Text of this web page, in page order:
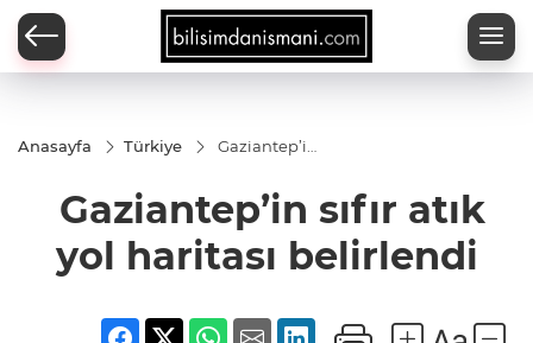
Anasayfa Türkiye
Gaziantep’in
belirlendi
Gaziantep’in sıfır atık
yol haritası belirlendi